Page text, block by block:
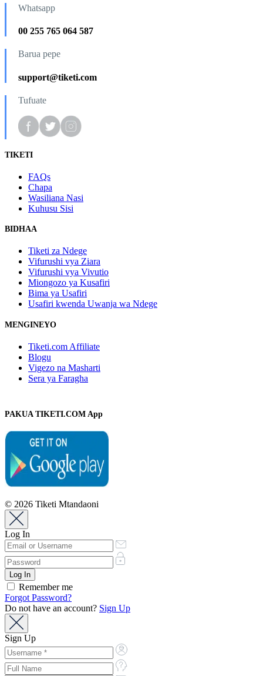
Whatsapp
00 255 765 064 587
Barua pepe
support@tiketi.com
Tufuate
TIKETI
FAQs
Chapa
Wasiliana Nasi
Kuhusu Sisi
BIDHAA
Tiketi za Ndege
Vifurushi vya Ziara
Vifurushi vya Vivutio
Miongozo ya Kusafiri
Bima ya Usafiri
Usafiri kwenda Uwanja wa Ndege
MENGINEYO
Tiketi.com Affiliate
Blogu
Vigezo na Masharti
Sera ya Faragha
PAKUA TIKETI.COM App
© 2026 Tiketi Mtandaoni
Log In
Remember me
Forgot Password?
Do not have an account? Sign Up
Sign Up